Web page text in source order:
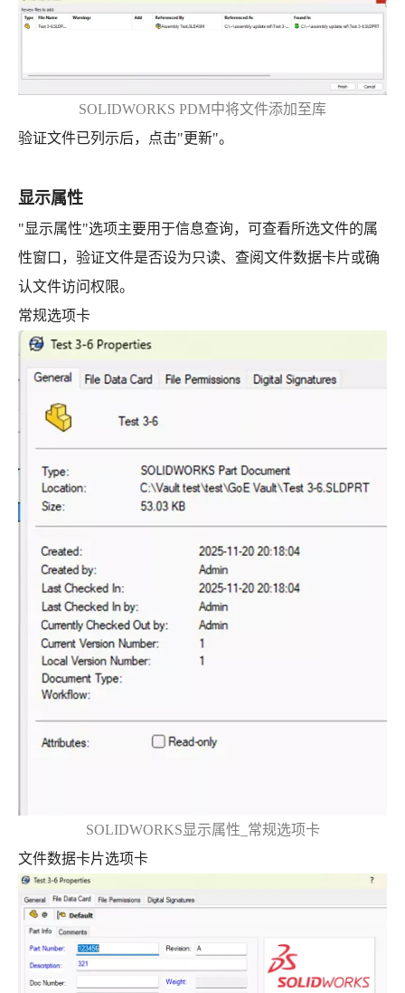
SOLIDWORKS PDM中将文件添加至库
验证文件已列示后，点击"更新"。
显示属性
"显示属性"选项主要用于信息查询，可查看所选文件的属
性窗口，验证文件是否设为只读、查阅文件数据卡片或确
认文件访问权限。
常规选项卡
SOLIDWORKS显示属性_常规选项卡
文件数据卡片选项卡